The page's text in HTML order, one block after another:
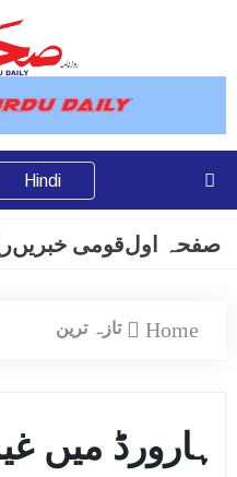
Hindi
صفحہ اولقومی خبریں
Home تازہ ترین
ہارورڈ میں